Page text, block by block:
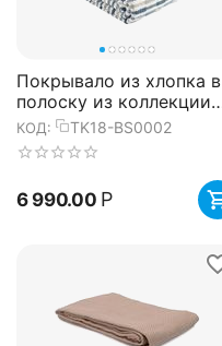
Покрывало из хлопка в
полоску из коллекции
Ethnic, 230х250 см,
Tkano
КОД: TK18-BS0002
6 990.00 Р